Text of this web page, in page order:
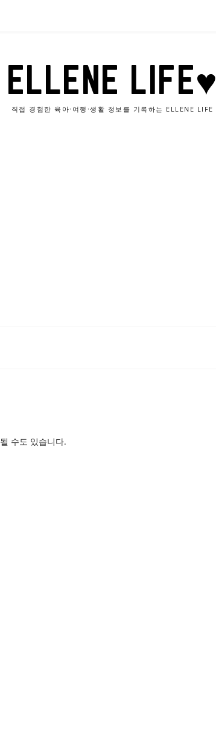
ELLENE LIFE♥
직접 경험한 육아·여행·생활 정보를 기록하는 ELLENE LIFE
수도 있습니다.